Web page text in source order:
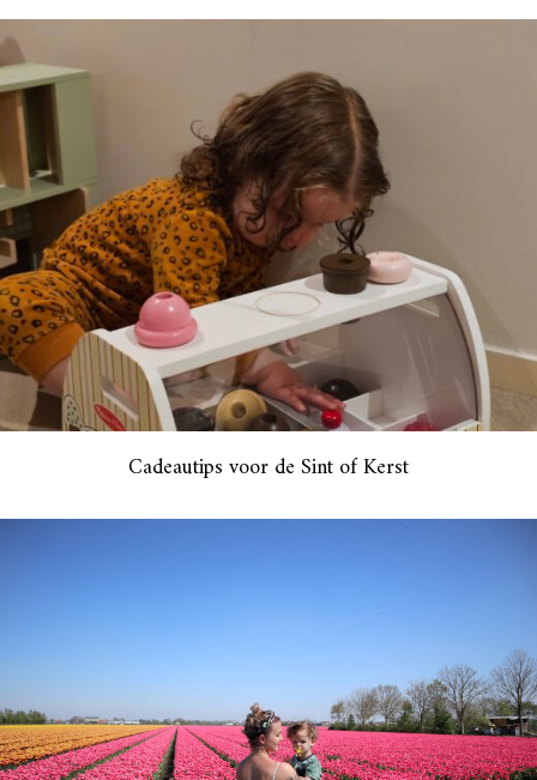
Cadeautips voor de Sint of Kerst